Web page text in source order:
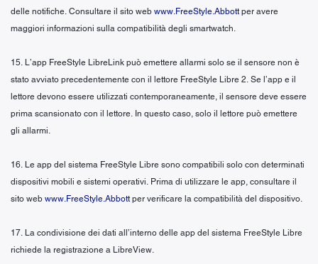
delle notifiche. Consultare il sito web www.FreeStyle.Abbott per avere
maggiori informazioni sulla compatibilità degli smartwatch.
15. L’app FreeStyle LibreLink può emettere allarmi solo se il sensore non è
stato avviato precedentemente con il lettore FreeStyle Libre 2. Se l’app e il
lettore devono essere utilizzati contemporaneamente, il sensore deve essere
prima scansionato con il lettore. In questo caso, solo il lettore può emettere
gli allarmi.
16. Le app del sistema FreeStyle Libre sono compatibili solo con determinati
dispositivi mobili e sistemi operativi. Prima di utilizzare le app, consultare il
sito web www.FreeStyle.Abbott per verificare la compatibilità del dispositivo.
17. La condivisione dei dati all’interno delle app del sistema FreeStyle Libre
richiede la registrazione a LibreView.